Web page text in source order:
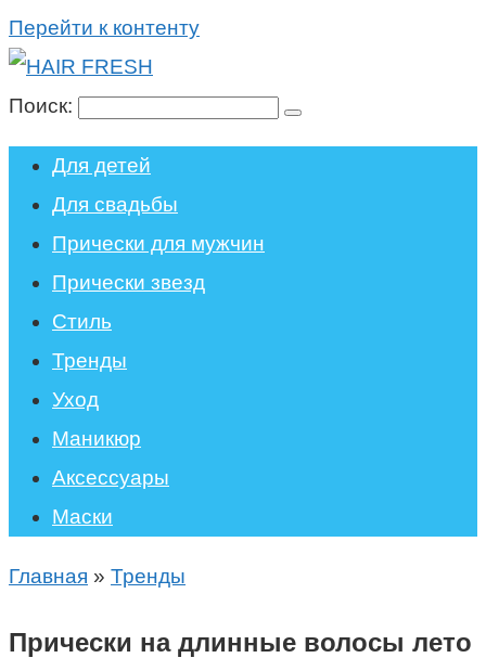
Перейти к контенту
Поиск:
Для детей
Для свадьбы
Прически для мужчин
Прически звезд
Стиль
Тренды
Уход
Маникюр
Аксессуары
Маски
Главная » Тренды
Прически на длинные волосы лето